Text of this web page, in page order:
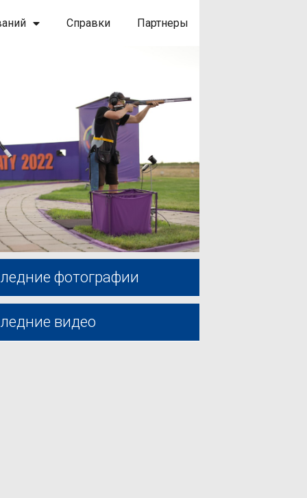
Справки Партнеры
фотографии
видео